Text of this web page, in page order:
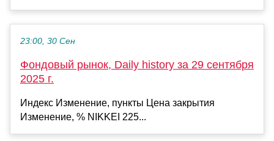
23:00, 30 Сен
Фондовый рынок, Daily history за 29 сентября
2025 г.
Индекс Изменение, пункты Цена закрытия
Изменение, % NIKKEI 225...